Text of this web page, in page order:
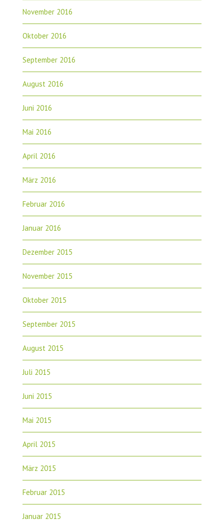
November 2016
Oktober 2016
September 2016
August 2016
Juni 2016
Mai 2016
April 2016
März 2016
Februar 2016
Januar 2016
Dezember 2015
November 2015
Oktober 2015
September 2015
August 2015
Juli 2015
Juni 2015
Mai 2015
April 2015
März 2015
Februar 2015
Januar 2015